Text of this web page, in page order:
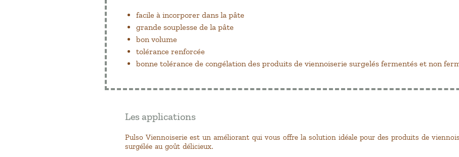
facile à incorporer dans la pâte
grande souplesse de la pâte
bon volume
tolérance renforcée
bonne tolérance de congélation des produits de viennoiserie surgelés fermentés et non
Les applications
Pulso Viennoiserie est un améliorant qui vous offre la solution idéale pour des produits de
surgélée au goût délicieux.